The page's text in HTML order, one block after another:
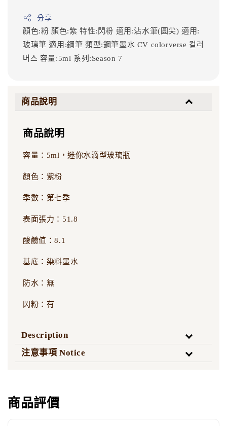
分享
顏色:粉 顏色:紫 特性:閃粉 適用:沾水筆(圓尖)適用:
玻璃筆適用:鋼筆類型:鋼筆墨水 CV colorverse 컬러
버스 容量:5ml 系列:Season 7
商品說明
商品說明
容量：5ml，迷你水滴型玻璃瓶
顏色：紫粉
季數：第七季
表面張力：51.8
酸鹼值：8.1
基底：染料墨水
防水：無
閃粉：有
Description
注意事項 Notice
商品評價